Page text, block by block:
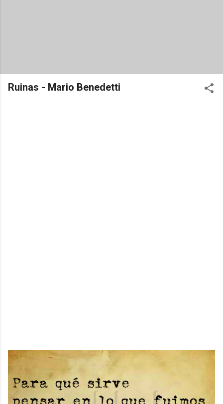
Ruinas - Mario Benedetti